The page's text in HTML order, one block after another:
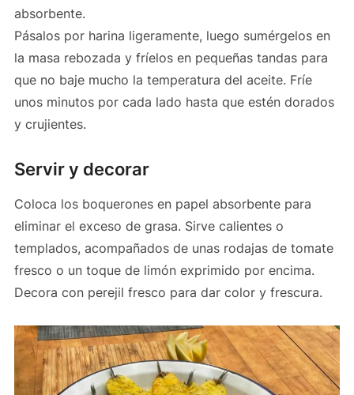
absorbente.
Pásalos por harina ligeramente, luego sumérgelos en
la masa rebozada y fríelos en pequeñas tandas para
que no baje mucho la temperatura del aceite. Fríe
unos minutos por cada lado hasta que estén dorados
y crujientes.
Servir y decorar
Coloca los boquerones en papel absorbente para
eliminar el exceso de grasa. Sirve calientes o
templados, acompañados de unas rodajas de tomate
fresco o un toque de limón exprimido por encima.
Decora con perejil fresco para dar color y frescura.